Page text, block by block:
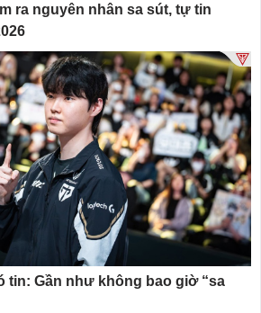
ra nguyên nhân sa sút, tự tin
tin: Gần như không bao giờ “sa